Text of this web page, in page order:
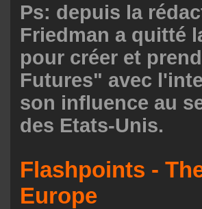
Ps: depuis la
Friedman a quitté
pour créer et
Futures" avec
son influence au
des Etats-Unis.
Flashpoints -
Europe